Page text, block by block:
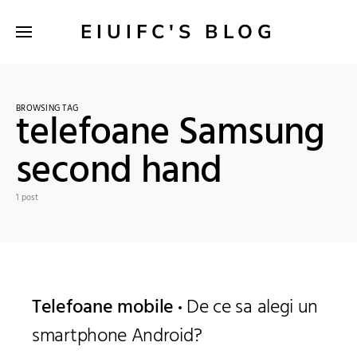
EIUIFC'S BLOG
BROWSING TAG
telefoane Samsung
second hand
1 post
Telefoane mobile De ce sa alegi un
smartphone Android?